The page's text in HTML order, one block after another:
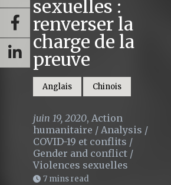
sexuelles :
renverser la
charge de la
preuve
Anglais Chinois
juin 19, 2020, Action
humanitaire / Analysis /
COVID-19 et conflits /
Gender and conflict /
Violences sexuelles
7 mins read